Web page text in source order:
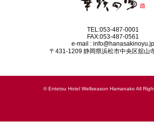
TEL:053-487-0001
FAX:053-487-0561
e-mail : info@hanasakinoyu.jp
〒431-1209 静岡県浜松市中央区舘山
© Entetsu Hotel Wellseason Hamanako All